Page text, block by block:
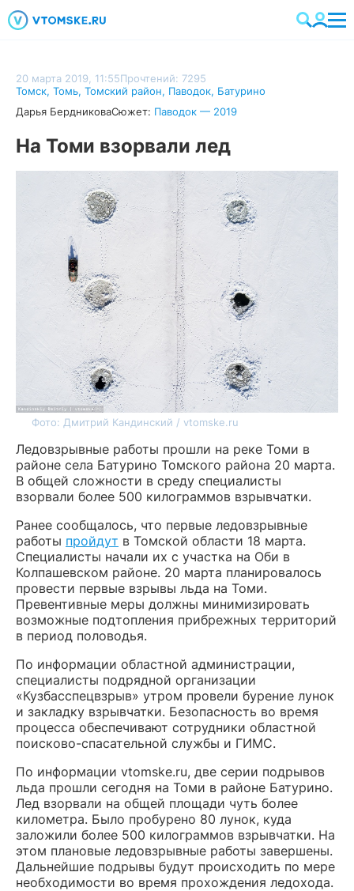
20 марта 2019, 11:55Прочтений: 7295
Томск, Томь, Томский район, Паводок, Батурино
Дарья БердниковаСюжет: Паводок — 2019
На Томи взорвали лед
Фото: Дмитрий Кандинский / vtomske.ru
Ледовзрывные работы прошли на реке Томи в
районе села Батурино Томского района 20 марта.
В общей сложности в среду специалисты
взорвали более 500 килограммов взрывчатки.
Ранее сообщалось, что первые ледовзрывные
работы пройдут в Томской области 18 марта.
Специалисты начали их с участка на Оби в
Колпашевском районе. 20 марта планировалось
провести первые взрывы льда на Томи.
Превентивные меры должны минимизировать
возможные подтопления прибрежных территорий
в период половодья.
По информации областной администрации,
специалисты подрядной организации
«Кузбасспецвзрыв» утром провели бурение лунок
и закладку взрывчатки. Безопасность во время
процесса обеспечивают сотрудники областной
поисково-спасательной службы и ГИМС.
По информации vtomske.ru, две серии подрывов
льда прошли сегодня на Томи в районе Батурино.
Лед взорвали на общей площади чуть более
километра. Было пробурено 80 лунок, куда
заложили более 500 килограммов взрывчатки. На
этом плановые ледовзрывные работы завершены.
Дальнейшие подрывы будут происходить по мере
необходимости во время прохождения ледохода.